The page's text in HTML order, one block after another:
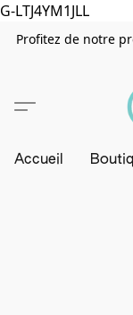
G-LTJ4YM1JLL
Profitez de notre
Accueil